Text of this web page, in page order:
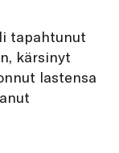
tapahtunut
kärsinyt
lastensa